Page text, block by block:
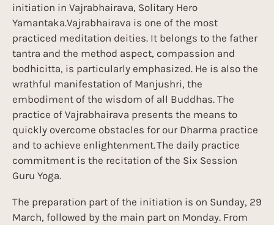
initiation in Vajrabhairava, Solitary Hero
Yamantaka.Vajrabhairava is one of the most
practiced meditation deities. It belongs to the father
tantra and the method aspect, compassion and
bodhicitta, is particularly emphasized. He is also the
wrathful manifestation of Manjushri, the
embodiment of the wisdom of all Buddhas. The
practice of Vajrabhairava presents the means to
quickly overcome obstacles for our Dharma practice
and to achieve enlightenment. The daily practice
commitment is the recitation of the Six Session
Guru Yoga.
The preparation part of the initiation is on Sunday, 29
March, followed by the main part on Monday. From